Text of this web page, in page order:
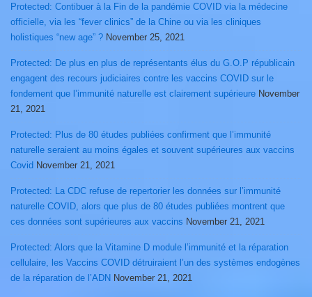
Protected: Contibuer à la Fin de la pandémie COVID via la médecine
officielle, via les “fever clinics” de la Chine ou via les cliniques
holistiques “new age” ? November 25, 2021
Protected: De plus en plus de représentants élus du G.O.P républicain
engagent des recours judiciaires contre les vaccins COVID sur le
fondement que l’immunité naturelle est clairement supérieure November
21, 2021
Protected: Plus de 80 études publiées confirment que l’immunité
naturelle seraient au moins égales et souvent supérieures aux vaccins
Covid November 21, 2021
Protected: La CDC refuse de repertorier les données sur l’immunité
naturelle COVID, alors que plus de 80 études publiées montrent que
ces données sont supérieures aux vaccins November 21, 2021
Protected: Alors que la Vitamine D module l’immunité et la réparation
cellulaire, les Vaccins COVID détruiraient l’un des systèmes endogènes
de la réparation de l’ADN November 21, 2021